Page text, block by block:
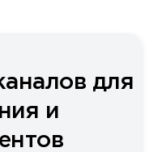
для
и